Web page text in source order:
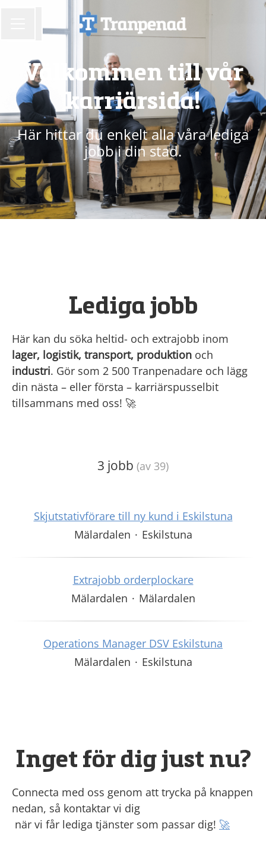
KARRIÄRMENY
Dela sidan
Välkommen till vår
karriärsida!
Här hittar du enkelt alla våra lediga
jobb i din stad.
Lediga jobb
Här kan du söka heltid- och extrajobb inom
lager, logistik, transport, produktion och
industri. Gör som 2 500 Tranpenadare och lägg
din nästa – eller första – karriärspusselbit
tillsammans med oss! 🚀
3 jobb (av 39)
Skjutstativförare till ny kund i Eskilstuna
Mälardalen · Eskilstuna
Extrajobb orderplockare
Mälardalen · Mälardalen
Operations Manager DSV Eskilstuna
Mälardalen · Eskilstuna
Inget för dig just nu?
Connecta med oss genom att trycka på knappen
nedan, så kontaktar vi dig
när vi får lediga tjänster som passar dig! 🚀